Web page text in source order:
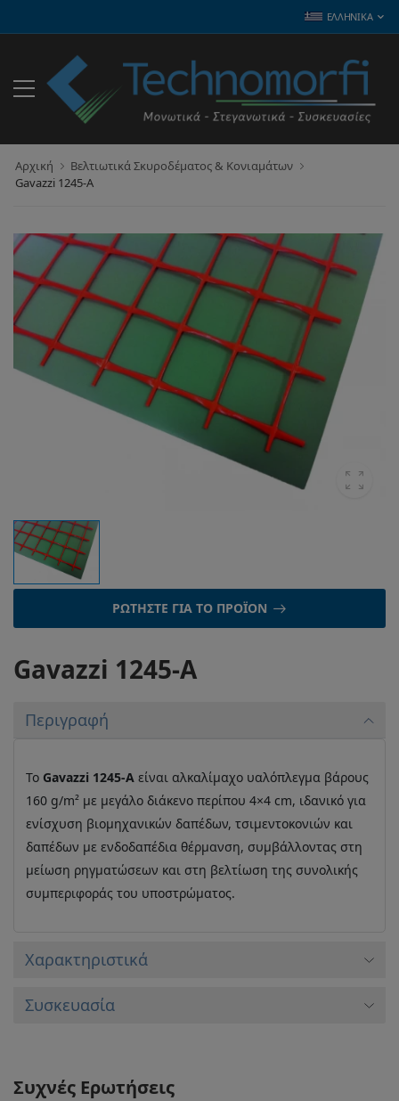
ΕΛΛΗΝΙΚΆ
Αρχική
Βελτιωτικά Σκυροδέματος & Κονιαμάτων
Gavazzi 1245-A
ΡΩΤΉΣΤΕ ΓΙΑ ΤΟ ΠΡΟΪΌΝ
Gavazzi 1245-A
Περιγραφή
Το Gavazzi 1245-Aείναι αλκαλίμαχο υαλόπλεγμα βάρους
160 g/m² με μεγάλο διάκενο περίπου 4×4 cm, ιδανικό για
ενίσχυση βιομηχανικών δαπέδων, τσιμεντοκονιών και
δαπέδων με ενδοδαπέδια θέρμανση, συμβάλλοντας στη
μείωση ρηγματώσεων και στη βελτίωση της συνολικής
συμπεριφοράς του υποστρώματος.
Xαρακτηριστικά
Συσκευασία
Συχνές Ερωτήσεις